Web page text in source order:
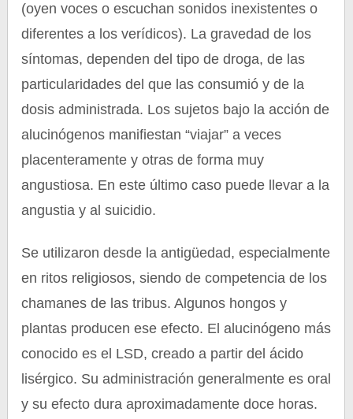
(oyen voces o escuchan sonidos inexistentes o
diferentes a los verídicos). La gravedad de los
síntomas, dependen del tipo de droga, de las
particularidades del que las consumió y de la
dosis administrada. Los sujetos bajo la acción de
alucinógenos manifiestan “viajar” a veces
placenteramente y otras de forma muy
angustiosa. En este último caso puede llevar a la
angustia y al suicidio.
Se utilizaron desde la antigüedad, especialmente
en ritos religiosos, siendo de competencia de los
chamanes de las tribus. Algunos hongos y
plantas producen ese efecto. El alucinógeno más
conocido es el LSD, creado a partir del ácido
lisérgico. Su administración generalmente es oral
y su efecto dura aproximadamente doce horas.